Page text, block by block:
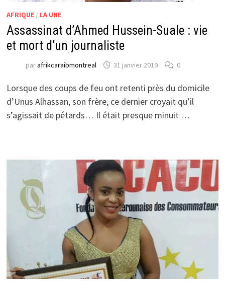
AFRIQUE/ LA UNE
Assassinat d’Ahmed Hussein-Suale : vie
et mort d’un journaliste
parafrikcaraibmontreal 31 janvier 2019 0
Lorsque des coups de feu ont retenti près du domicile
d’Unus Alhassan, son frère, ce dernier croyait qu’il
s’agissait de pétards… Il était presque minuit …